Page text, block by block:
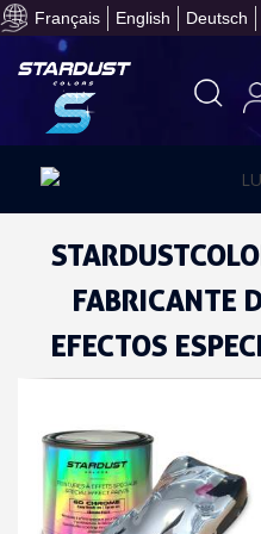
Français English Deutsch
FABRICANTE
EFECTOS